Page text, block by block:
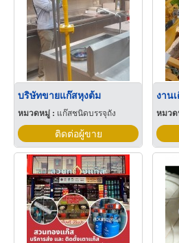
บริษัทขายแก๊สหุงต้ม
หมวดหมู่ : แก๊สชนิดบรรจุถัง
ติดต่อผู้ขาย
งาน
หมว